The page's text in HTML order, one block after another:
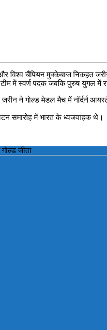
चैंपियन मुक्केबाज निकहत
में स्वर्ण पदक जबकि पुरुष युगल में
ने गोल्ड मेडल मैच में नॉर्दर्न
समारोह में भारत के ध्वजवाहक थे।
जीता